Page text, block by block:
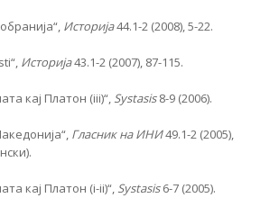
Историја44.1-2 (2008), 5-22.
Историја43.1-2 (2007), 87-115.
кај Платон (iii)“, Systasis8-9 (2006).
Гласник на ИНИ49.1-2 (2005),
кај Платон (i-ii)“, Systasis6-7 (2005).